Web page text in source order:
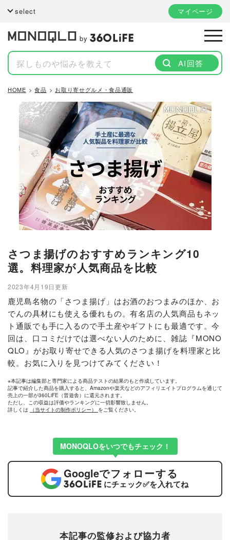
select マイページ
by
AI回答
HOME 食品 お取り寄せグルメ・食品通販
さつま揚げのおすすめランキング10
選。料理家が人気商品を比較
2023年4月19日更新
鹿児島名物の「さつま揚げ」はお酒のおつまみのほか、お
でんの具材にも使える優れもの。有名店の人気商品もネッ
ト通販でも手に入るので手土産やギフトにも最適です。今
回は、口コミだけでは選べない人のために、雑誌『MONO
QLO』がお取り寄せできる人気のさつま揚げを料理家と比
較。お気に入りを見つけてみてください！
※本記事は編集部と専門家による商品テストの結果のもと作成しています。
記事で紹介した商品を購入すると、Amazonや楽天などのアフィリエイトプログラムを通じて
売上の一部が360LiFE（晋遊舎）に還元されます。
ただし、この収益は評価やランキングに一切影響致しません。
詳しくは
（当サイトの制作ポリシー） をご覧ください。
MONOQLOをいつでもチェック！
Googleでフォローする
にチェック✅を入れてね
本記事の監修および協力者